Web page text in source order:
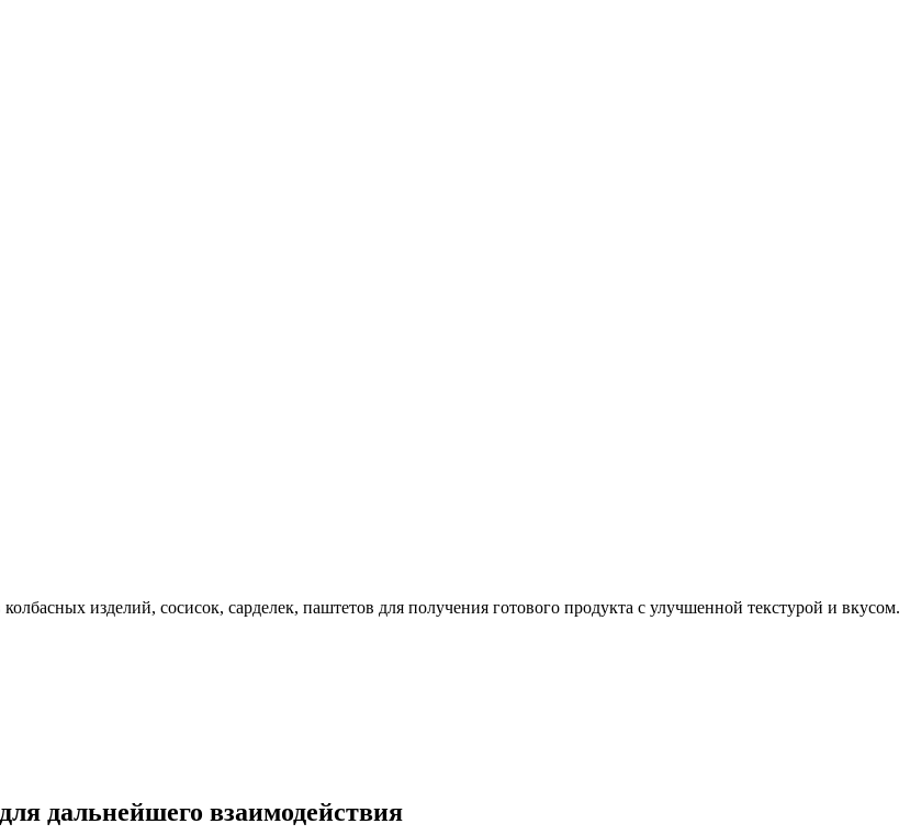
изделий, сосисок, сарделек, паштетов для получения готового продукта с улучшенной текстурой и вкусом.
дальнейшего взаимодействия